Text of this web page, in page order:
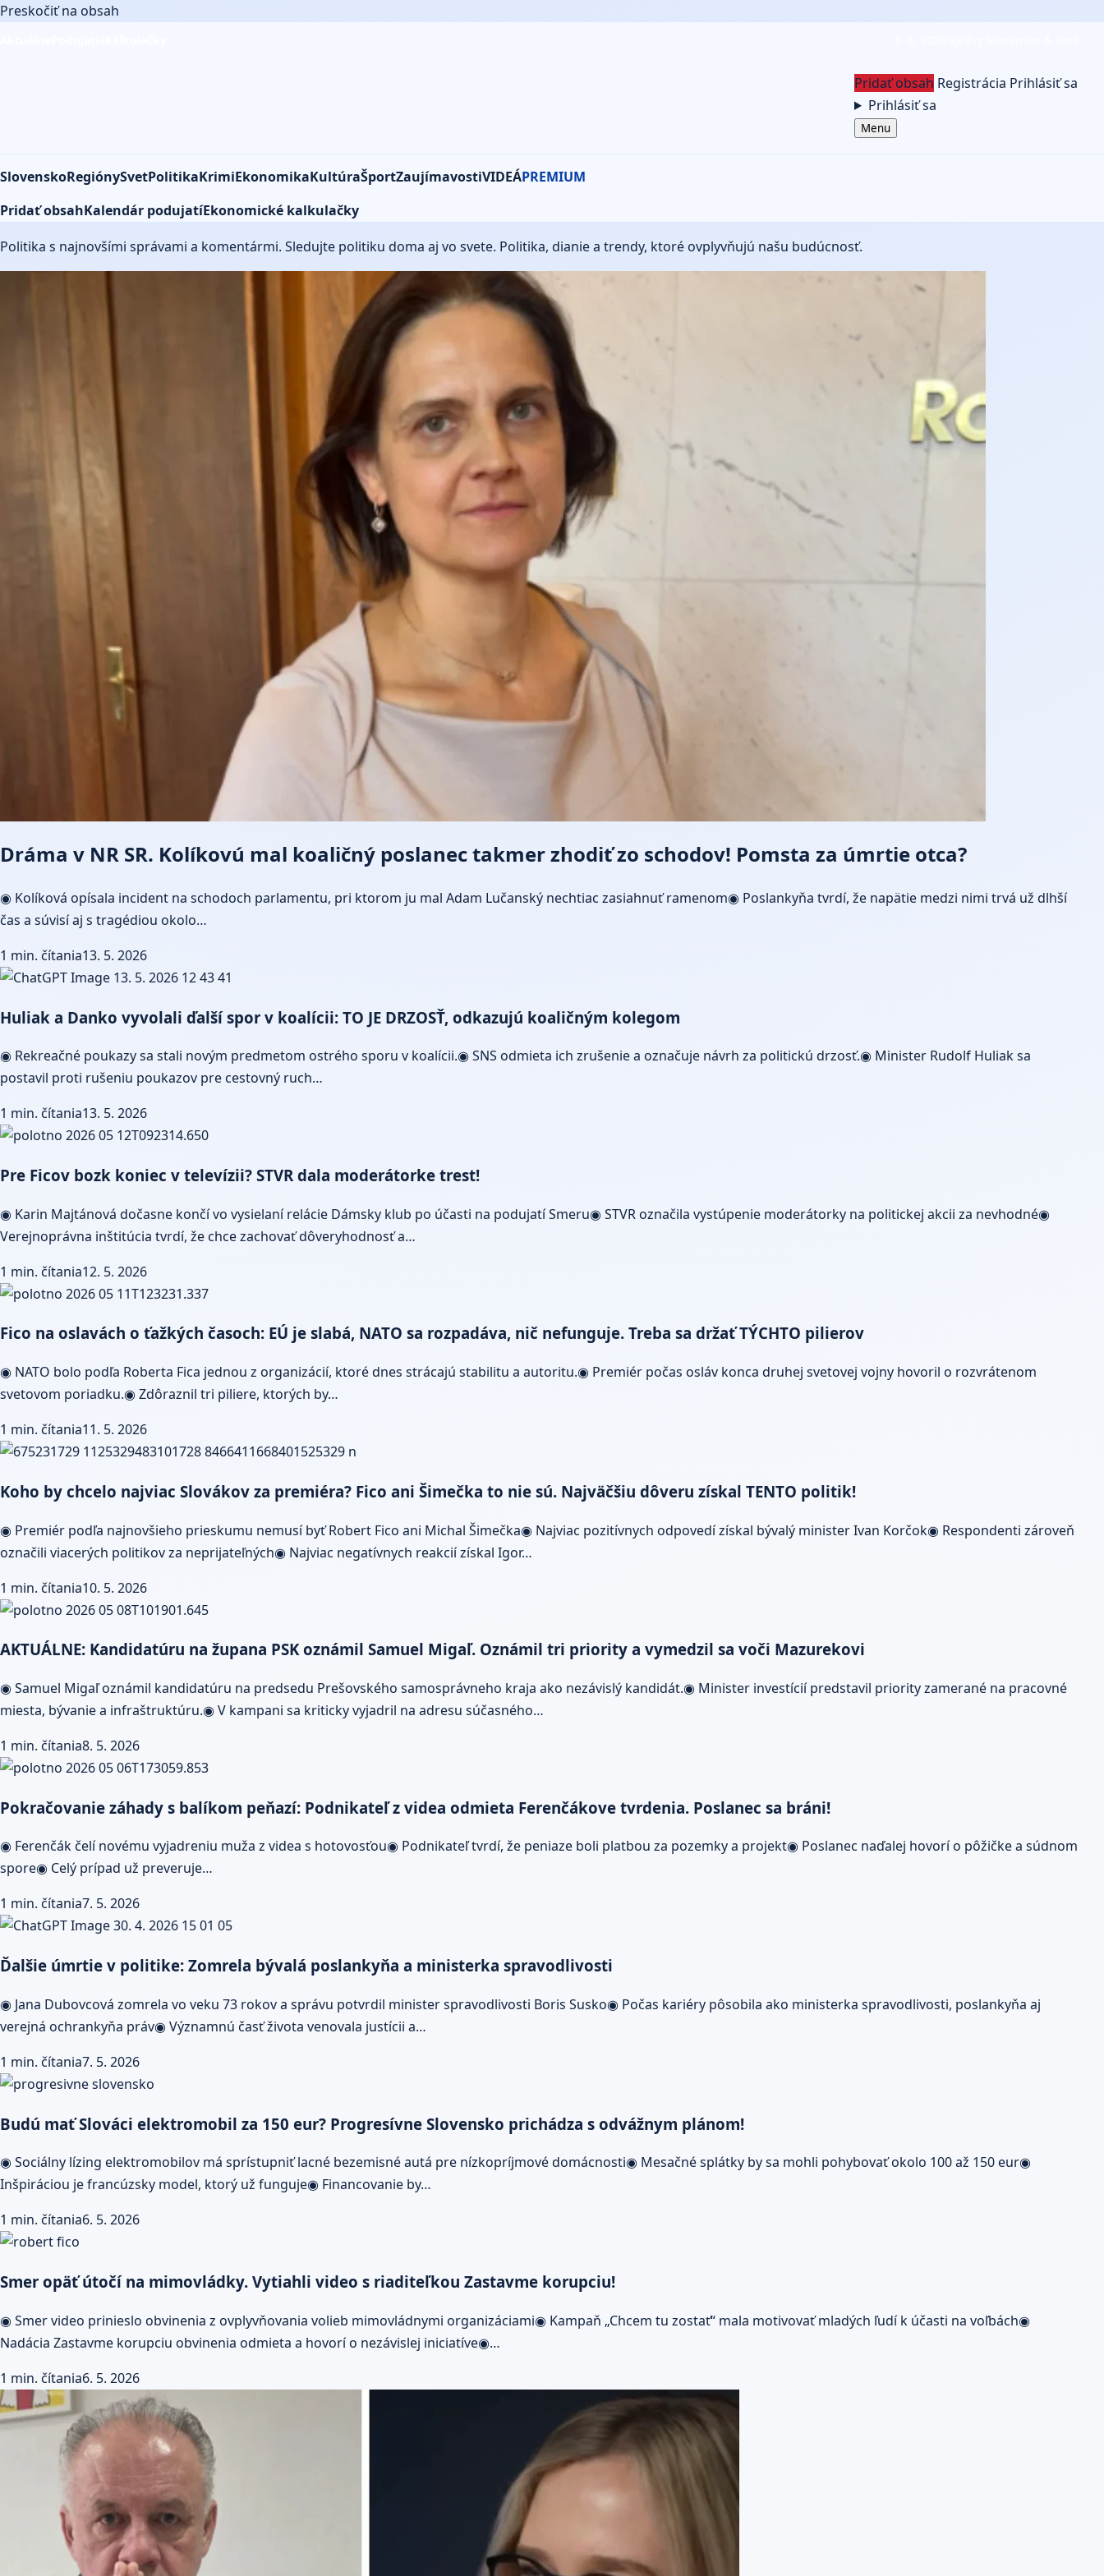
Preskočiť na obsah
Pridať obsah Registrácia Prihlásiť sa
Prihlásiť sa
Menu
SlovenskoRegiónySvetPolitikaKrimiEkonomikaKultúraŠportZaujímavostiVIDEÁPREMIUM
Pridať obsahKalendár podujatíEkonomické kalkulačky
Politika
Politika s najnovšími správami a komentármi. Sledujte politiku doma aj vo svete. Politika, dianie a trendy, ktoré ovplyvňujú našu budúcnosť.
Dráma v NR SR. Kolíkovú mal koaličný poslanec takmer zhodiť zo schodov! Pomsta za úmrtie otca?
◉ Kolíková opísala incident na schodoch parlamentu, pri ktorom ju mal Adam Lučanský nechtiac zasiahnuť ramenom◉ Poslankyňa tvrdí, že napätie medzi nimi trvá už dlhší
čas a súvisí aj s tragédiou okolo…
1 min. čítania13. 5. 2026
Huliak a Danko vyvolali ďalší spor v koalícii: TO JE DRZOSŤ, odkazujú koaličným kolegom
◉ Rekreačné poukazy sa stali novým predmetom ostrého sporu v koalícii.◉ SNS odmieta ich zrušenie a označuje návrh za politickú drzosť.◉ Minister Rudolf Huliak sa
postavil proti rušeniu poukazov pre cestovný ruch…
1 min. čítania13. 5. 2026
Pre Ficov bozk koniec v televízii? STVR dala moderátorke trest!
◉ Karin Majtánová dočasne končí vo vysielaní relácie Dámsky klub po účasti na podujatí Smeru◉ STVR označila vystúpenie moderátorky na politickej akcii za nevhodné◉
Verejnoprávna inštitúcia tvrdí, že chce zachovať dôveryhodnosť a…
1 min. čítania12. 5. 2026
Fico na oslavách o ťažkých časoch: EÚ je slabá, NATO sa rozpadáva, nič nefunguje. Treba sa držať TÝCHTO pilierov
◉ NATO bolo podľa Roberta Fica jednou z organizácií, ktoré dnes strácajú stabilitu a autoritu.◉ Premiér počas osláv konca druhej svetovej vojny hovoril o rozvrátenom
svetovom poriadku.◉ Zdôraznil tri piliere, ktorých by…
1 min. čítania11. 5. 2026
Koho by chcelo najviac Slovákov za premiéra? Fico ani Šimečka to nie sú. Najväčšiu dôveru získal TENTO politik!
◉ Premiér podľa najnovšieho prieskumu nemusí byť Robert Fico ani Michal Šimečka◉ Najviac pozitívnych odpovedí získal bývalý minister Ivan Korčok◉ Respondenti zároveň
označili viacerých politikov za neprijateľných◉ Najviac negatívnych reakcií získal Igor…
1 min. čítania10. 5. 2026
AKTUÁLNE: Kandidatúru na župana PSK oznámil Samuel Migaľ. Oznámil tri priority a vymedzil sa voči Mazurekovi
◉ Samuel Migaľ oznámil kandidatúru na predsedu Prešovského samosprávneho kraja ako nezávislý kandidát.◉ Minister investícií predstavil priority zamerané na pracovné
miesta, bývanie a infraštruktúru.◉ V kampani sa kriticky vyjadril na adresu súčasného…
1 min. čítania8. 5. 2026
Pokračovanie záhady s balíkom peňazí: Podnikateľ z videa odmieta Ferenčákove tvrdenia. Poslanec sa bráni!
◉ Ferenčák čelí novému vyjadreniu muža z videa s hotovosťou◉ Podnikateľ tvrdí, že peniaze boli platbou za pozemky a projekt◉ Poslanec naďalej hovorí o pôžičke a súdnom
spore◉ Celý prípad už preveruje…
1 min. čítania7. 5. 2026
Ďalšie úmrtie v politike: Zomrela bývalá poslankyňa a ministerka spravodlivosti
◉ Jana Dubovcová zomrela vo veku 73 rokov a správu potvrdil minister spravodlivosti Boris Susko◉ Počas kariéry pôsobila ako ministerka spravodlivosti, poslankyňa aj
verejná ochrankyňa práv◉ Významnú časť života venovala justícii a…
1 min. čítania7. 5. 2026
Budú mať Slováci elektromobil za 150 eur? Progresívne Slovensko prichádza s odvážnym plánom!
◉ Sociálny lízing elektromobilov má sprístupniť lacné bezemisné autá pre nízkopríjmové domácnosti◉ Mesačné splátky by sa mohli pohybovať okolo 100 až 150 eur◉
Inšpiráciou je francúzsky model, ktorý už funguje◉ Financovanie by…
1 min. čítania6. 5. 2026
Smer opäť útočí na mimovládky. Vytiahli video s riaditeľkou Zastavme korupciu!
◉ Smer video prinieslo obvinenia z ovplyvňovania volieb mimovládnymi organizáciami◉ Kampaň „Chcem tu zostať“ mala motivovať mladých ľudí k účasti na voľbách◉
Nadácia Zastavme korupciu obvinenia odmieta a hovorí o nezávislej iniciatíve◉…
1 min. čítania6. 5. 2026